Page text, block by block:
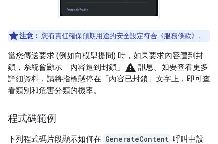
注意： 您有責任確保預期用途的安全設定符合《服務條款》。
當您傳送要求 (例如向模型提問) 時，如果要求內容遭到封
鎖，系統會顯示「內容遭到封鎖」
warning 訊息。如要查看更多
詳細資料，請將指標懸停在「內容已封鎖」 文字上，即可查
看類別和危害分類的機率。
程式碼範例
下列程式碼片段顯示如何在 GenerateContent 呼叫中設